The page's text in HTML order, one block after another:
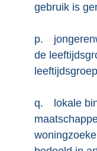
gebruik is
p.
de
q.
lokale